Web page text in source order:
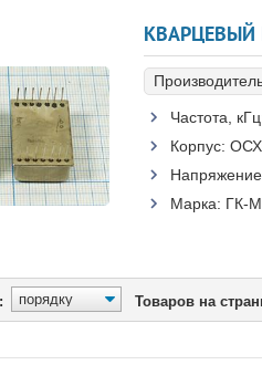
КВАРЦЕВЫЙ
Частота,
Корпус:
Марка: ГК-
Товаров на